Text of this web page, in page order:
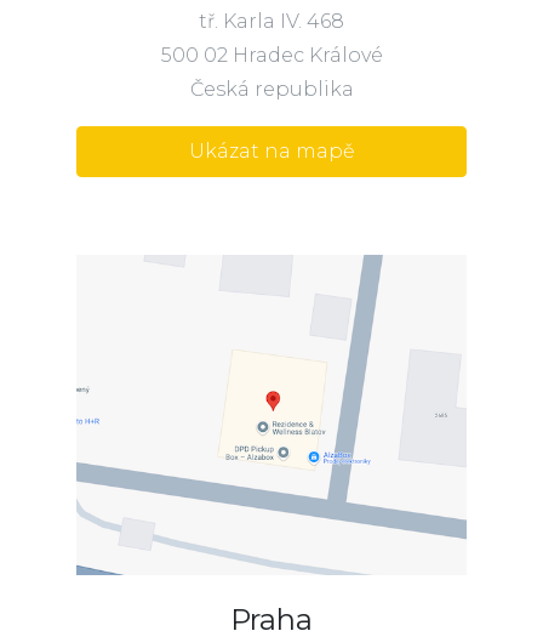
tř. Karla IV. 468
500 02 Hradec Králové
Česká republika
Ukázat na mapě
Praha